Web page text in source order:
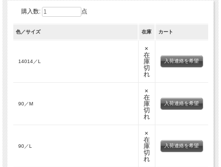
購入数: 点
色／サイズ 在庫 カート
14014／L
×
在
庫
切
れ
入荷連絡を希望
90／M
×
在
庫
切
れ
入荷連絡を希望
90／L
×
在
庫
切
れ
入荷連絡を希望